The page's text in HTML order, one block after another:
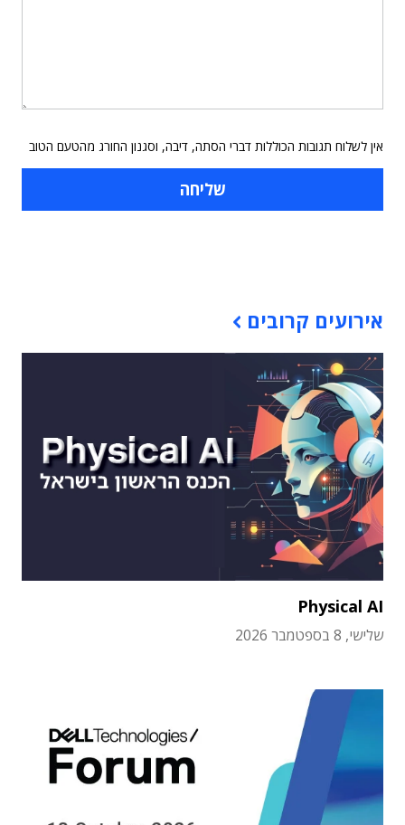
אין לשלוח תגובות הכוללות דברי הסתה, דיבה, וסגנון החורג מהטעם הטוב
אירועים קרובים
Physical AI
שלישי, 8 בספטמבר 2026